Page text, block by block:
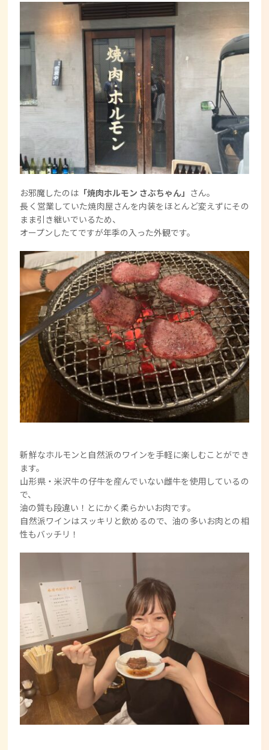
お邪魔したのは 「焼肉ホルモン さぶちゃん」 さん。
長く営業していた焼肉屋さんを内装をほとんど変えずにその
まま引き継いでいるため、
オープンしたてですが年季の入った外観です。
新鮮なホルモンと自然派のワインを手軽に楽しむことができ
ます。
山形県・米沢牛の仔牛を産んでいない雌牛を使用しているの
で、
油の質も段違い！とにかく柔らかいお肉です。
自然派ワインはスッキリと飲めるので、油の多いお肉との相
性もバッチリ！